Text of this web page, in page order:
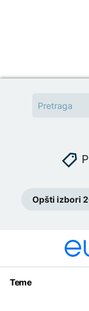
Opšti izbori
Teme